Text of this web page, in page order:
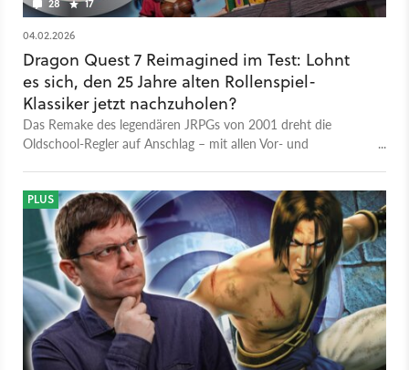
28 17
04.02.2026
Dragon Quest 7 Reimagined im Test: Lohnt
es sich, den 25 Jahre alten Rollenspiel-
Klassiker jetzt nachzuholen?
Das Remake des legendären JRPGs von 2001 dreht die
Oldschool-Regler auf Anschlag – mit allen Vor- und
PLUS